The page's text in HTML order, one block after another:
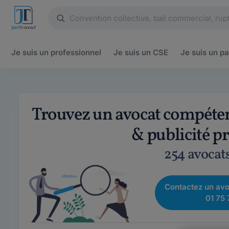
Je suis un professionnel Je suis un CSE Je suis un
Trouvez un avocat
& publicité
254
Contactez un
01 75